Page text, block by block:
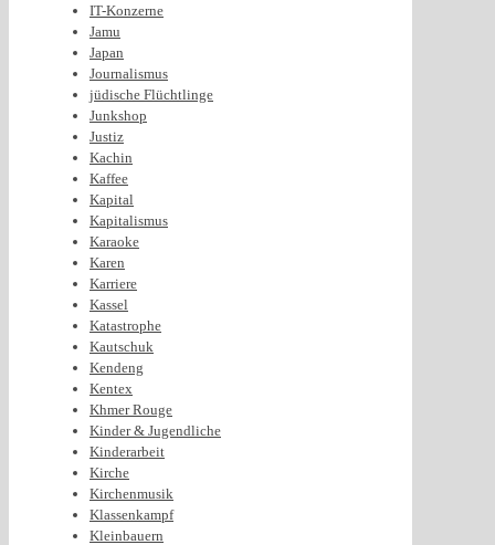
IT-Konzerne
Jamu
Japan
Journalismus
jüdische Flüchtlinge
Junkshop
Justiz
Kachin
Kaffee
Kapital
Kapitalismus
Karaoke
Karen
Karriere
Kassel
Katastrophe
Kautschuk
Kendeng
Kentex
Khmer Rouge
Kinder & Jugendliche
Kinderarbeit
Kirche
Kirchenmusik
Klassenkampf
Kleinbauern